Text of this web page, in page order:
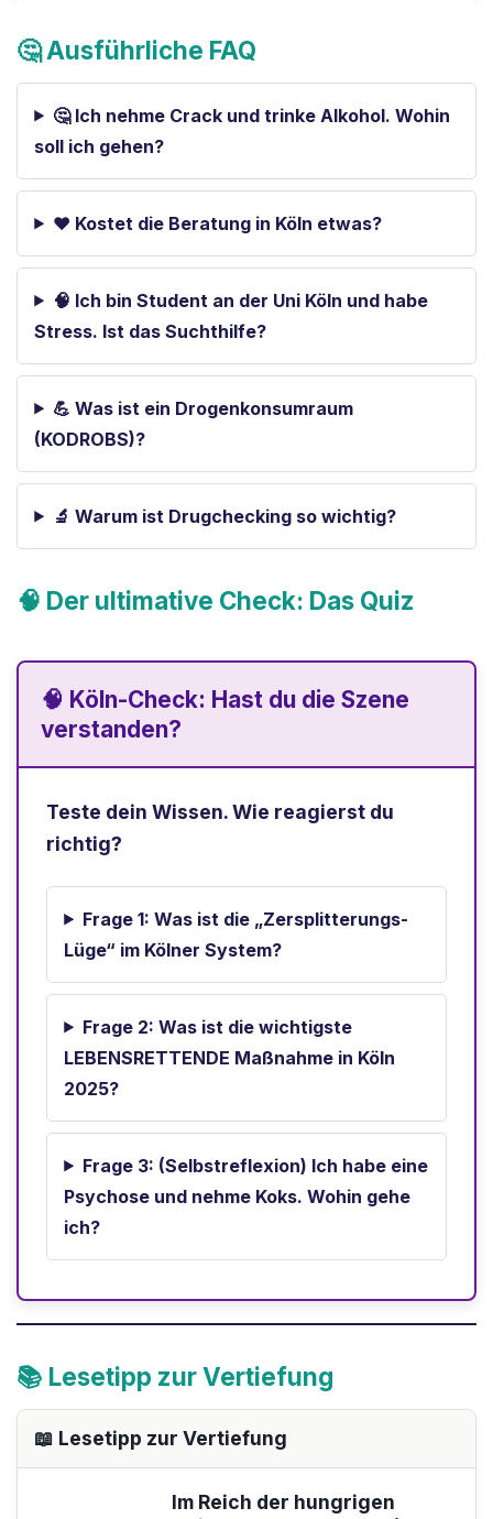
🤔 Ausführliche FAQ
🤔 Ich nehme Crack und trinke Alkohol. Wohin
soll ich gehen?
❤️ Kostet die Beratung in Köln etwas?
🧠 Ich bin Student an der Uni Köln und habe
Stress. Ist das Suchthilfe?
💪 Was ist ein Drogenkonsumraum
(KODROBS)?
🔬 Warum ist Drugchecking so wichtig?
🧠 Der ultimative Check: Das Quiz
🧠 Köln-Check: Hast du die Szene
verstanden?
Teste dein Wissen. Wie reagierst du
richtig?
Frage 1: Was ist die „Zersplitterungs-
Lüge“ im Kölner System?
Frage 2: Was ist die wichtigste
LEBENSRETTENDE Maßnahme in Köln
2025?
Frage 3: (Selbstreflexion) Ich habe eine
Psychose und nehme Koks. Wohin gehe
ich?
📚 Lesetipp zur Vertiefung
📖 Lesetipp zur Vertiefung
Im Reich der hungrigen